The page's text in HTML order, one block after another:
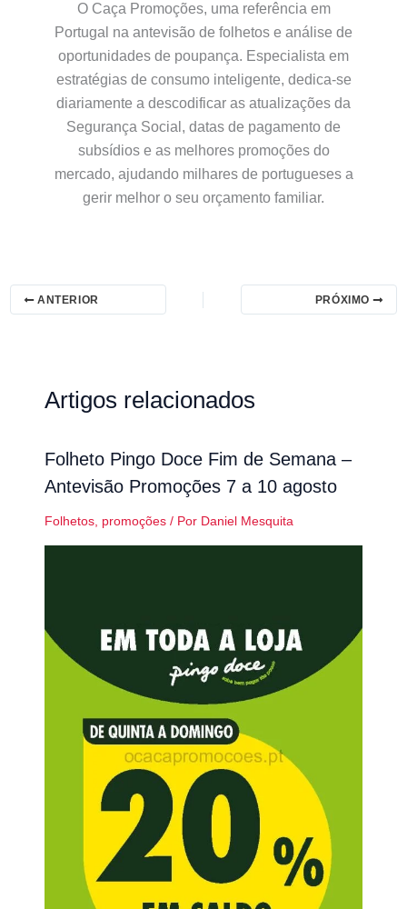
O Caça Promoções, uma referência em
Portugal na antevisão de folhetos e análise de
oportunidades de poupança. Especialista em
estratégias de consumo inteligente, dedica-se
diariamente a descodificar as atualizações da
Segurança Social, datas de pagamento de
subsídios e as melhores promoções do
mercado, ajudando milhares de portugueses a
gerir melhor o seu orçamento familiar.
ANTERIOR PRÓXIMO
Artigos relacionados
Folheto Pingo Doce Fim de Semana –
Antevisão Promoções 7 a 10 agosto
Folhetos, promoções/ Por Daniel Mesquita